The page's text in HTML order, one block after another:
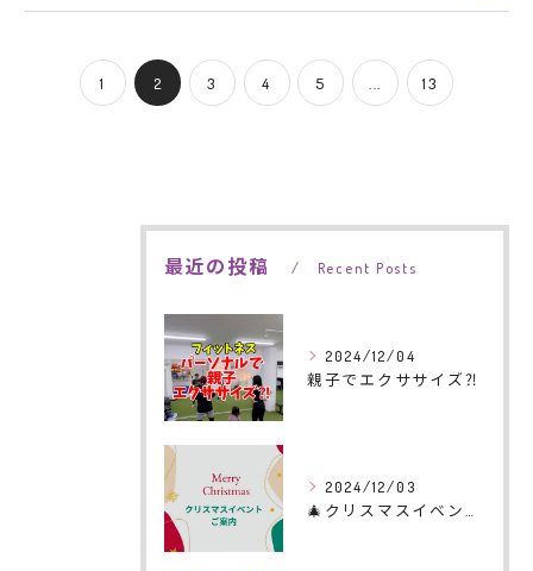
1 2 3 4 5 13
最近の投稿 Recent Posts
2024/12/04
親子でエクササイズ⁈
2024/12/03